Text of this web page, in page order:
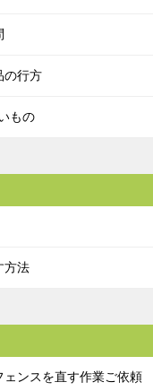
の行方
もの
方法
ェンスを直す作業ご依